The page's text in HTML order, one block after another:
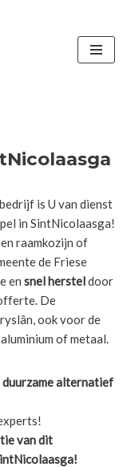
is U van dienst
in SintNicolaasga!
raamkozijn of
de Friese
en snel hersteldoor
De
ook voor de
of metaal.
alternatief
van dit